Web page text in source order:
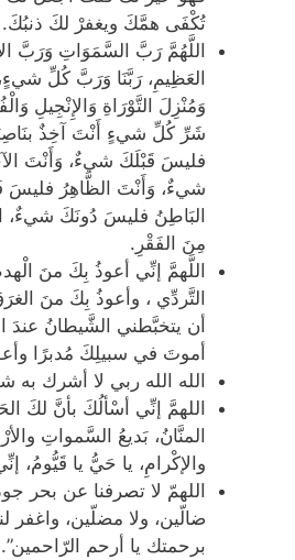
تُكْفَى همَّكَ ويغفرْ لكَ ذنبُكَ.
اللَّهُمَّ رَبَّ السَّمَوَاتِ وَرَبَّ
العَظِيمِ، رَبَّنَا وَرَبَّ كُلِّ
وَمُنْزِلَ التَّوْرَاةِ وَالإِنْجِيلِ
شَرِّ كُلِّ شيءٍ أَنْتَ آخِذٌ
فليسَ قَبْلَكَ شيءٌ، وَأَنْتَ
شيءٌ، وَأَنْتَ الظَّاهِرُ
البَاطِنُ فليسَ دُونَكَ شيءٌ،
مِنَ الفَقْرِ.
اللَّهمَّ إنِّي أعوذُ بِكَ منَ
التَّردِّي ، وأعوذُ بِكَ منَ
أن يتخبَّطني الشَّيطانُ عندَ
أموتَ في سبيلِكَ مُدبرًا
الله الله ربي لا أشرك به
اللهمَّ إنِّي أسْألُكَ بأنَّ لكَ
المنَّانُ، بَديعُ السَّمواتِ
والإكْرامِ، يا حَيُّ يا قَيُّومُ،
اللهمّ لا تصرفنا عن بحر
ضالّين، ولا مضلّين، واغفر
برحمتك يا أرحم الرّاحمين”.